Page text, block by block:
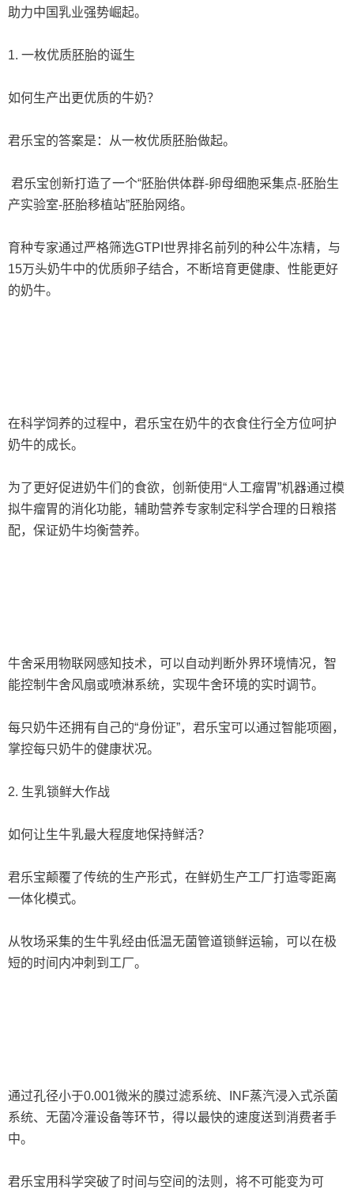
助力中国乳业强势崛起。
1. 一枚优质胚胎的诞生
如何生产出更优质的牛奶？
君乐宝的答案是：从一枚优质胚胎做起。
君乐宝创新打造了一个“胚胎供体群-卵母细胞采集点-胚胎生
产实验室-胚胎移植站”胚胎网络。
育种专家通过严格筛选GTPI世界排名前列的种公牛冻精，与
15万头奶牛中的优质卵子结合，不断培育更健康、性能更好
的奶牛。
在科学饲养的过程中，君乐宝在奶牛的衣食住行全方位呵护
奶牛的成长。
为了更好促进奶牛们的食欲，创新使用“人工瘤胃”机器通过模
拟牛瘤胃的消化功能，辅助营养专家制定科学合理的日粮搭
配，保证奶牛均衡营养。
牛舍采用物联网感知技术，可以自动判断外界环境情况，智
能控制牛舍风扇或喷淋系统，实现牛舍环境的实时调节。
每只奶牛还拥有自己的“身份证”，君乐宝可以通过智能项圈，
掌控每只奶牛的健康状况。
2. 生乳锁鲜大作战
如何让生牛乳最大程度地保持鲜活？
君乐宝颠覆了传统的生产形式，在鲜奶生产工厂打造零距离
一体化模式。
从牧场采集的生牛乳经由低温无菌管道锁鲜运输，可以在极
短的时间内冲刺到工厂。
通过孔径小于0.001微米的膜过滤系统、INF蒸汽浸入式杀菌
系统、无菌冷灌设备等环节，得以最快的速度送到消费者手
中。
君乐宝用科学突破了时间与空间的法则，将不可能变为可